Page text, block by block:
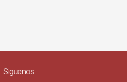
Siguenos